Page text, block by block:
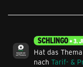
SCHLINGO 3.
Hat das
nach Tarif- &